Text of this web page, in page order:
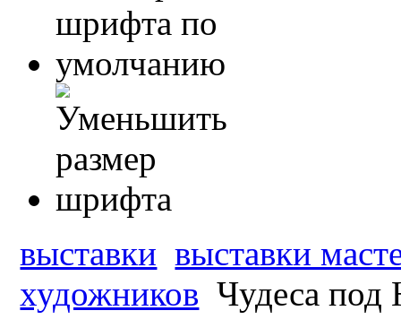
выставки выставки
художников Чудеса под